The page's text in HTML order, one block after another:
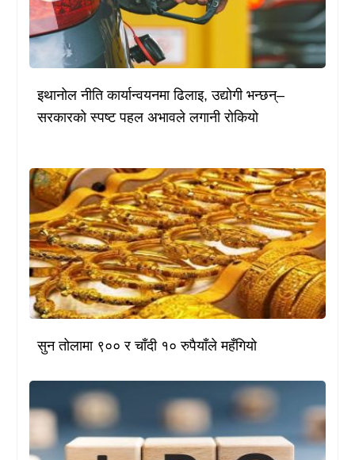
इथानोल नीति कार्यान्वयनमा ढिलाइ, उद्योगी भन्छन्–
सरकारको स्पष्ट पहल अभावले लगानी रोकियो
सुन तोलामा ९०० र चाँदी १० रुपैयाँले महँगियो